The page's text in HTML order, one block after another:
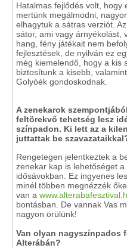
Hatalmas fejlődés volt, hogy
mertünk megálmodni,
elhagytuk a sátras verziót.
sátor, ami vagy árnyékolást,
hang, fény játékait nem
fejlesztések, de nyilván ez
még kiemelendő, hogy a kis
biztosítunk a kisebb,
Golyóék gondoskodnak.
A zenekarok
feltörekvő tehetség lesz
színpadon. Ki lett az a
juttattak be
Rengetegen jelentkeztek a
zenekar kap is lehetőséget
idősávokban. Ez ingyenes
minél többen megnézzék
van a
bontásban. De vannak Vas
nagyon örülünk!
Van olyan nagyszínpados
Alterábán?